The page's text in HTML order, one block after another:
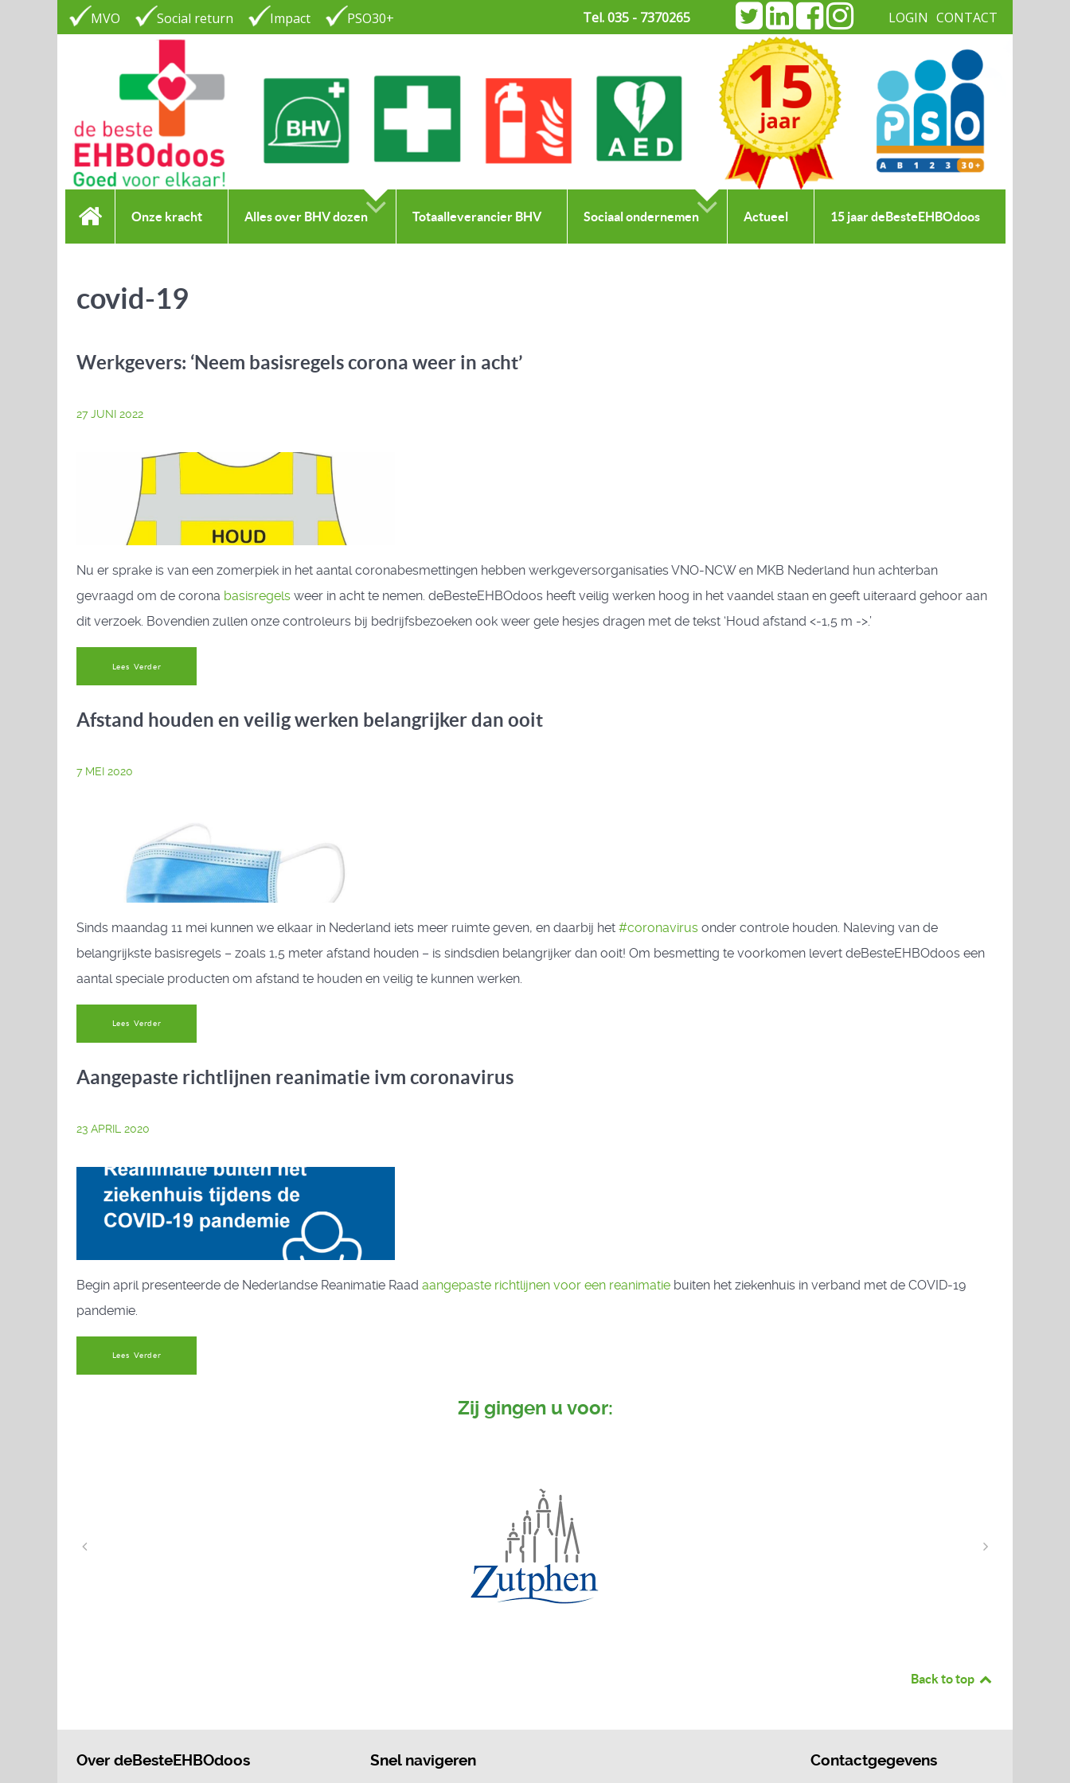
MVO Social return Impact PSO30+ Tel. 035 - 7370265 LOGIN CONTACT
Onze kracht Alles over BHV dozen Totaalleverancier BHV Sociaal ondernemen Actueel 15 jaar deBesteEHBOdoos
covid-19
Werkgevers: ‘Neem basisregels corona weer in acht’
27 JUNI 2022
Nu er sprake is van een zomerpiek in het aantal coronabesmettingen hebben werkgeversorganisaties VNO-NCW en MKB Nederland hun achterban
gevraagd om de corona basisregels weer in acht te nemen. deBesteEHBOdoos heeft veilig werken hoog in het vaandel staan en geeft uiteraard gehoor aan
dit verzoek. Bovendien zullen onze controleurs bij bedrijfsbezoeken ook weer gele hesjes dragen met de tekst ‘Houd afstand <-1,5 m ->.’
Lees Verder
Afstand houden en veilig werken belangrijker dan ooit
7 MEI 2020
Sinds maandag 11 mei kunnen we elkaar in Nederland iets meer ruimte geven, en daarbij het #coronavirus onder controle houden. Naleving van de
belangrijkste basisregels – zoals 1,5 meter afstand houden – is sindsdien belangrijker dan ooit! Om besmetting te voorkomen levert deBesteEHBOdoos een
aantal speciale producten om afstand te houden en veilig te kunnen werken.
Lees Verder
Aangepaste richtlijnen reanimatie ivm coronavirus
23 APRIL 2020
Begin april presenteerde de Nederlandse Reanimatie Raad aangepaste richtlijnen voor een reanimatie buiten het ziekenhuis in verband met de COVID-19
pandemie.
Lees Verder
Zij gingen u voor:
Back to top
Over deBesteEHBOdoos Snel navigeren Contactgegevens